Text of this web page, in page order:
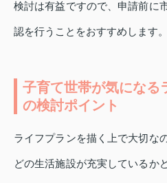
検討は有益ですので、申請前に
認を行うことをおすすめします。
子育て世帯が気になる
の検討ポイント
ライフプランを描く上で大切な
どの生活施設が充実しているか